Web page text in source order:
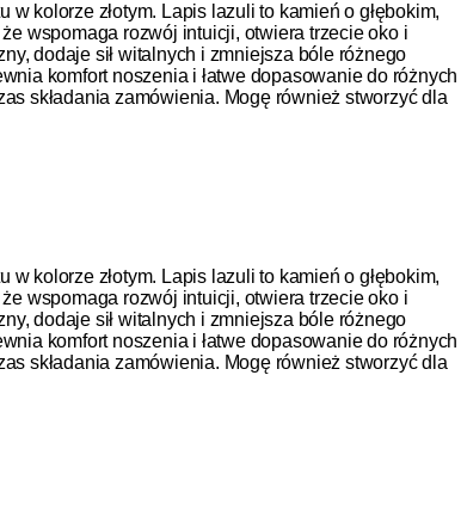
kolorze złotym. Lapis lazuli to kamień o głębokim,
wspomaga rozwój intuicji, otwiera trzecie oko i
dodaje sił witalnych i zmniejsza bóle różnego
komfort noszenia i łatwe dopasowanie do różnych
składania zamówienia. Mogę również stworzyć dla
kolorze złotym. Lapis lazuli to kamień o głębokim,
wspomaga rozwój intuicji, otwiera trzecie oko i
dodaje sił witalnych i zmniejsza bóle różnego
komfort noszenia i łatwe dopasowanie do różnych
składania zamówienia. Mogę również stworzyć dla